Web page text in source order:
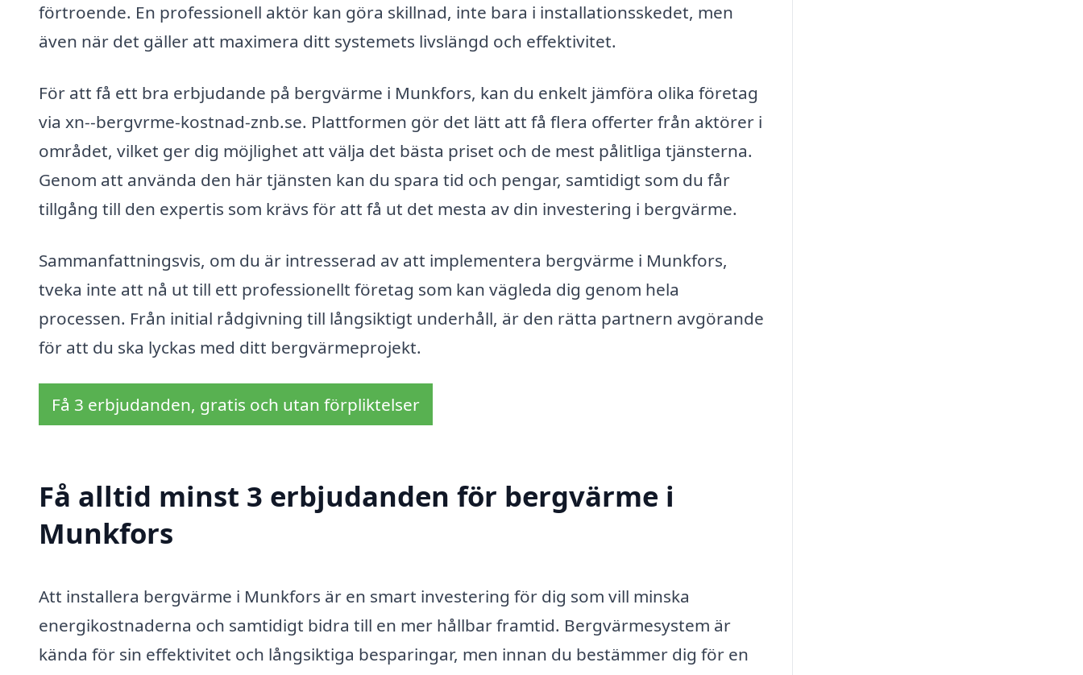
förtroende. En professionell aktör kan göra skillnad, inte bara i installationsskedet, men
även när det gäller att maximera ditt systemets livslängd och effektivitet.
För att få ett bra erbjudande på bergvärme i Munkfors, kan du enkelt jämföra olika företag
via xn--bergvrme-kostnad-znb.se. Plattformen gör det lätt att få flera offerter från aktörer i
området, vilket ger dig möjlighet att välja det bästa priset och de mest pålitliga tjänsterna.
Genom att använda den här tjänsten kan du spara tid och pengar, samtidigt som du får
tillgång till den expertis som krävs för att få ut det mesta av din investering i bergvärme.
Sammanfattningsvis, om du är intresserad av att implementera bergvärme i Munkfors,
tveka inte att nå ut till ett professionellt företag som kan vägleda dig genom hela
processen. Från initial rådgivning till långsiktigt underhåll, är den rätta partnern avgörande
för att du ska lyckas med ditt bergvärmeprojekt.
Få 3 erbjudanden, gratis och utan förpliktelser
Få alltid minst 3 erbjudanden för bergvärme i
Munkfors
Att installera bergvärme i Munkfors är en smart investering för dig som vill minska
energikostnaderna och samtidigt bidra till en mer hållbar framtid. Bergvärmesystem är
kända för sin effektivitet och långsiktiga besparingar, men innan du bestämmer dig för en